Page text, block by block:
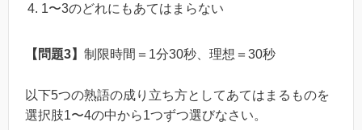
1〜3のどれにもあてはまらない
【問題3】 制限時間＝1分30秒、理想＝30秒
以下5つの熟語の成り立ち方としてあてはまるものを
選択肢1〜4の中から1つずつ選びなさい。